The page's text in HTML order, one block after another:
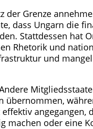
der Grenze
dass Ungarn die
Stattdessen hat
Rhetorik und
und
übernommen,
angegangen,
machen oder eine